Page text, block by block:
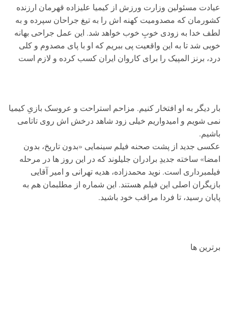
عیادت مسئولین وزارت ورزش از کیمیا علیزاده قهرمان ارزنده
کشورمان که مصدومیت کهنه اش را به تیغ جراحان سپرده و به
لطف خدا به زودی خوبِ خوب خواهد شد. این عمل جراحی بهانه
خوبی شد تا به این واقعیت پی ببریم که او با پای مصدوم و کلی
درد، برنز المپیک را برای کاروان ایران کسب کرده و لازم است
بار دیگر به او افتخار کنیم. مزاحم استراحت و عروسک بازیِ کیمیا
نمی شویم و امیدواریم خیلی زود شاهد درخش اش روی تاتامی
باشیم.
عکسی جدید از پشت صحنه فیلم سینمایی «بدون تاریخ، بدون
امضا» ساخته جدیدِ برادران جلیلوند که در این روز ها در مرحله
فیلمبرداری است. نوید محمدزاده، هدیه تهرانی و امیر آقایی
بازیگران اصلی این فیلم هستند. این شماره از مطلبمان هم به
پایان رسید، تا فردا مراقب خود باشید.
برترین ها